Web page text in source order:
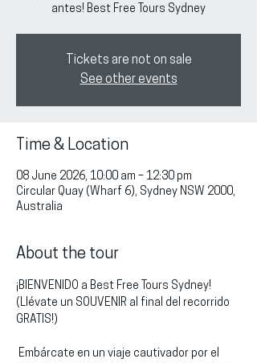
antes! Best Free Tours Sydney
Tickets are not on sale
See other events
Time & Location
08 June 2026, 10:00 am – 12:30 pm
Circular Quay (Wharf 6), Sydney NSW 2000,
Australia
About the tour
¡BIENVENIDO a Best Free Tours Sydney!
(Llévate un SOUVENIR al final del recorrido
GRATIS!)